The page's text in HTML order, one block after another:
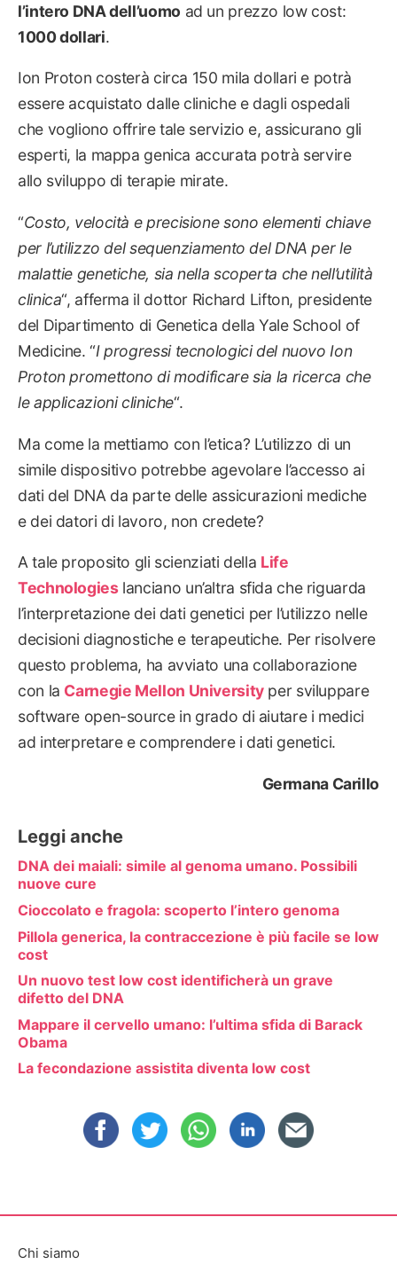
l’intero DNA dell’uomo ad un prezzo low cost:
1000 dollari.
Ion Proton costerà circa 150 mila dollari e potrà
essere acquistato dalle cliniche e dagli ospedali
che vogliono offrire tale servizio e, assicurano gli
esperti, la mappa genica accurata potrà servire
allo sviluppo di terapie mirate.
“Costo, velocità e precisione sono elementi chiave
per l’utilizzo del sequenziamento del DNA per le
malattie genetiche, sia nella scoperta che nell’utilità
clinica“, afferma il dottor Richard Lifton, presidente
del Dipartimento di Genetica della Yale School of
Medicine. “I progressi tecnologici del nuovo Ion
Proton promettono di modificare sia la ricerca che
le applicazioni cliniche“.
Ma come la mettiamo con l’etica? L’utilizzo di un
simile dispositivo potrebbe agevolare l’accesso ai
dati del DNA da parte delle assicurazioni mediche
e dei datori di lavoro, non credete?
A tale proposito gli scienziati della Life
Technologieslanciano un’altra sfida che riguarda
l’interpretazione dei dati genetici per l’utilizzo nelle
decisioni diagnostiche e terapeutiche. Per risolvere
questo problema, ha avviato una collaborazione
con la Carnegie Mellon Universityper sviluppare
software open-source in grado di aiutare i medici
ad interpretare e comprendere i dati genetici.
Germana Carillo
Leggi anche
DNA dei maiali: simile al genoma umano. Possibili
nuove cure
Cioccolato e fragola: scoperto l’intero genoma
Pillola generica, la contraccezione è più facile se low
cost
Un nuovo test low cost identificherà un grave
difetto del DNA
Mappare il cervello umano: l’ultima sfida di Barack
Obama
La fecondazione assistita diventa low cost
Chi siamo